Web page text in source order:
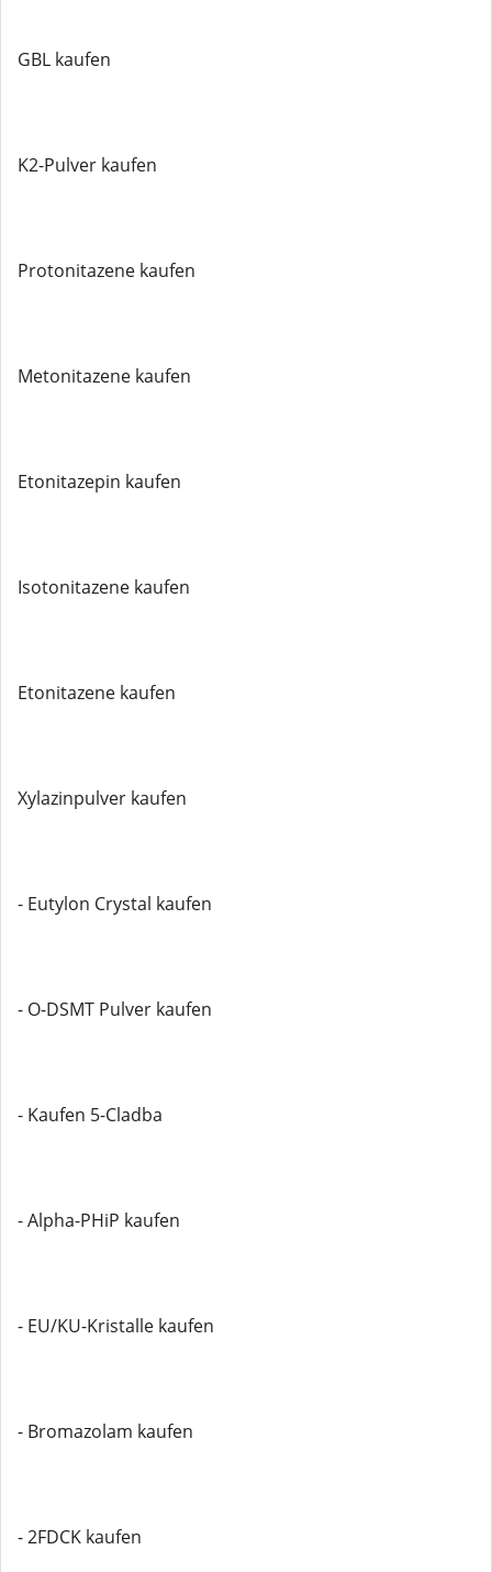
GBL kaufen
K2-Pulver kaufen
Protonitazene kaufen
Metonitazene kaufen
Etonitazepin kaufen
Isotonitazene kaufen
Etonitazene kaufen
Xylazinpulver kaufen
- Eutylon Crystal kaufen
- O-DSMT Pulver kaufen
- Kaufen 5-Cladba
- Alpha-PHiP kaufen
- EU/KU-Kristalle kaufen
- Bromazolam kaufen
- 2FDCK kaufen